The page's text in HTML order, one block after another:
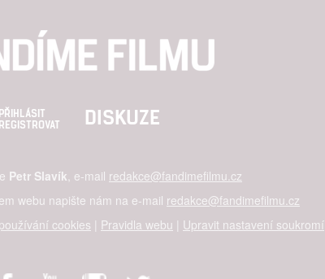
PŘIHLÁSIT
REGISTROVAT
DISKUZE
Petr Slavík, e-mail redakce@fandimefilmu.cz
webu napište nám na e-mail redakce@fandimefilmu.cz
cookies | Pravidla webu | Upravit nastavení soukromí